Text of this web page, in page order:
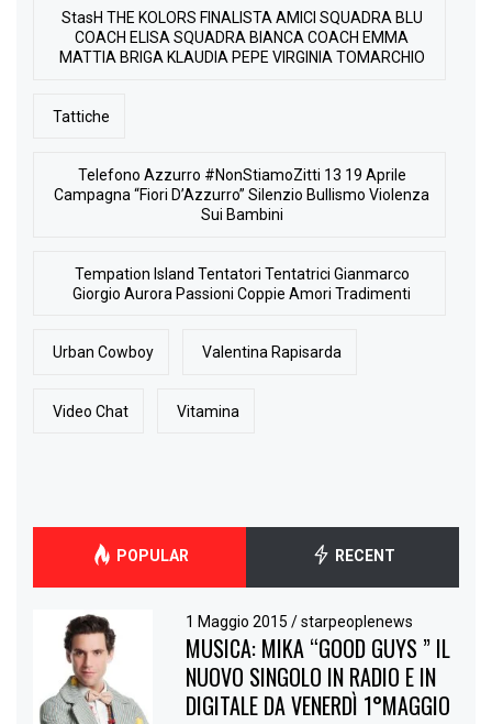
StasH THE KOLORS FINALISTA AMICI SQUADRA BLU
COACH ELISA SQUADRA BIANCA COACH EMMA
MATTIA BRIGA KLAUDIA PEPE VIRGINIA TOMARCHIO
Tattiche
Telefono Azzurro #NonStiamoZitti 13 19 Aprile
Campagna “Fiori D’Azzurro” Silenzio Bullismo Violenza
Sui Bambini
Tempation Island Tentatori Tentatrici Gianmarco
Giorgio Aurora Passioni Coppie Amori Tradimenti
Urban Cowboy Valentina Rapisarda
Video Chat Vitamina
POPULAR RECENT
1 Maggio 2015/ starpeoplenews
MUSICA: MIKA “GOOD GUYS ” IL
NUOVO SINGOLO IN RADIO E IN
DIGITALE DA VENERDÌ 1°MAGGIO